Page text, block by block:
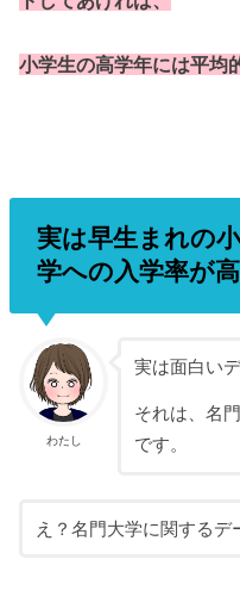
小学生の高学年には平均
実は早生まれの
学への入学率が
わたし
実は面白い
それは、名
です。
え？名門大学に関するデ